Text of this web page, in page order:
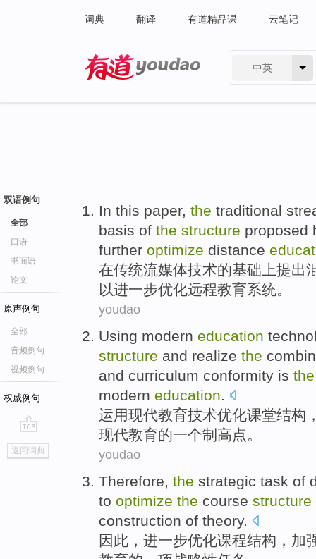
词典 翻译 有道精品课 云笔记
中英
双语例句
全部
口语
书面语
论文
原声例句
全部
音频例句
视频例句
权威例句
go
top
返回词典
In this paper, the traditional
basis of the structure proposed
further optimize distance
在传统流媒体技术的基础上提出
以进一步优化远程教育系统。
youdao
Using modern education
structure and realize the
and curriculum conformity is the
modern education.
运用现代教育技术优化课堂结构
现代教育的一个制高点。
youdao
Therefore the strategic task of
to optimize the course structure
construction of theory.
因此 ， 进一步优化课程结构 ， 加